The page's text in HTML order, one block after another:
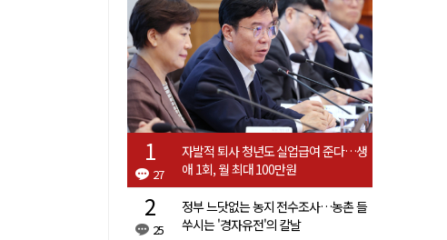
27
자발적 퇴사 청년도 실업급여 준다…생
애 1회, 월 최대 100만원
25
정부 느닷없는 농지 전수조사…농촌 들
쑤시는 '경자유전'의 칼날